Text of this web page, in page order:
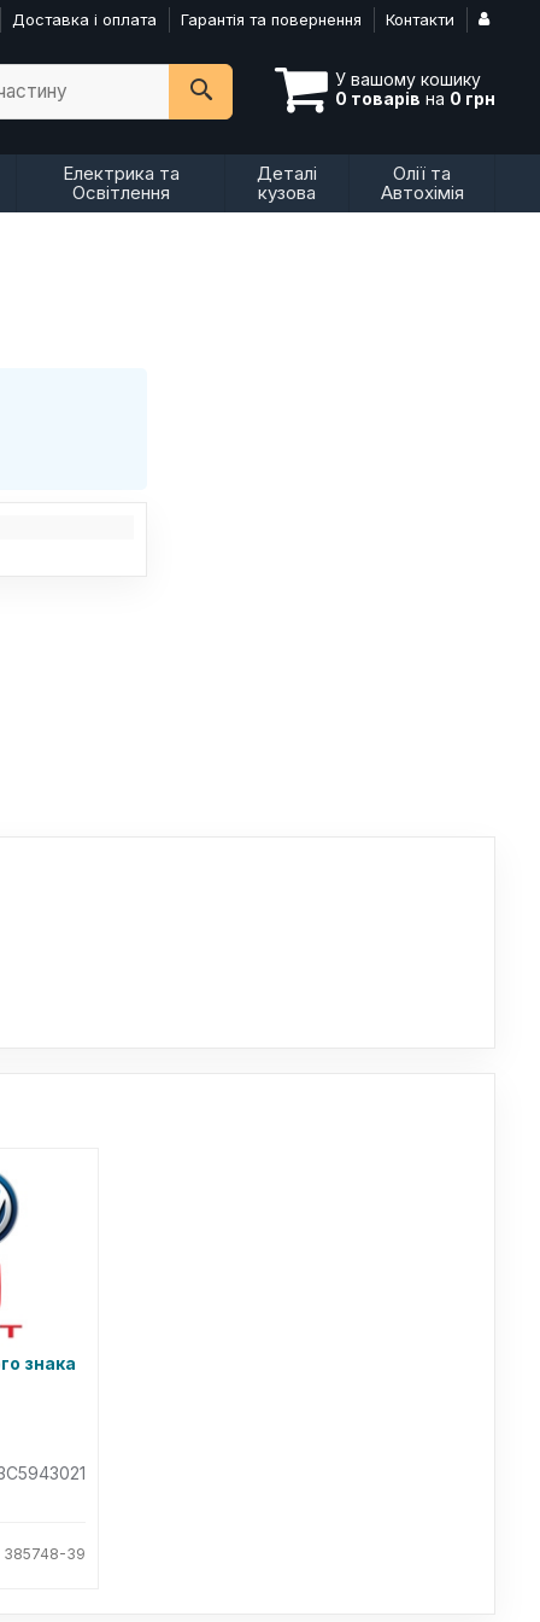
Доставка і оплата Гарантія та повернення Контакти
У вашому кошику
0 товарів на 0 грн
Електрика та
Освітлення
Деталі
кузова
Олії та
Автохімія
знака
385748-39